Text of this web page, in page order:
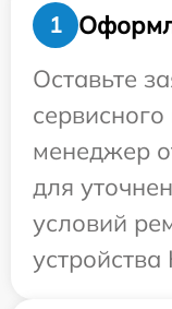
1
Оставьте
менеджер
для
условий
устройства